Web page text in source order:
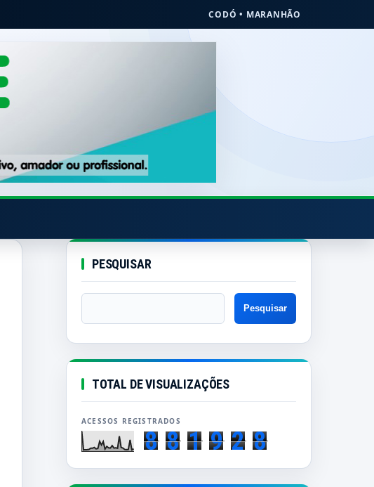
CODÓ • MARANHÃO
PESQUISAR
TOTAL DE VISUALIZAÇÕES
8 8 1 9 2 8